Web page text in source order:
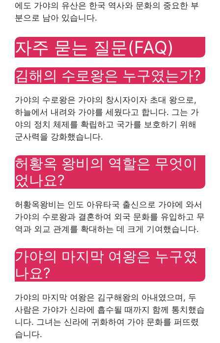
에도 가야의 유산은 한국 역사와 문화의 중요한 부
분으로 남아 있습니다.
자주 묻는 질문(FAQ)
김해의 수로왕은 누구였는가?
가야의 수로왕은 가야의 창시자이자 초대 왕으로,
하늘에서 내려와 가야를 세웠다고 합니다. 그는 가
야의 정치 체제를 확립하고 국가를 보호하기 위해
군사력을 강화했습니다.
허황옥 왕비의 역할은 무엇이
었나요?
허황옥왕비는 인도 아유타국 출신으로 가야에 와서
가야의 수로왕과 결혼하여 외국 문화를 유입하고 무
역과 외교 관계를 확대하는 데 크게 기여했습니다.
가야의 마지막 여왕은 누구였
나요?
가야의 마지막 여왕은 김구해왕의 아내였으며, 두
사람은 가야가 신라에 흡수될 때까지 함께 통치했습
니다. 그녀는 신라에 귀화하여 가야 문화를 퍼뜨렸
습니다.